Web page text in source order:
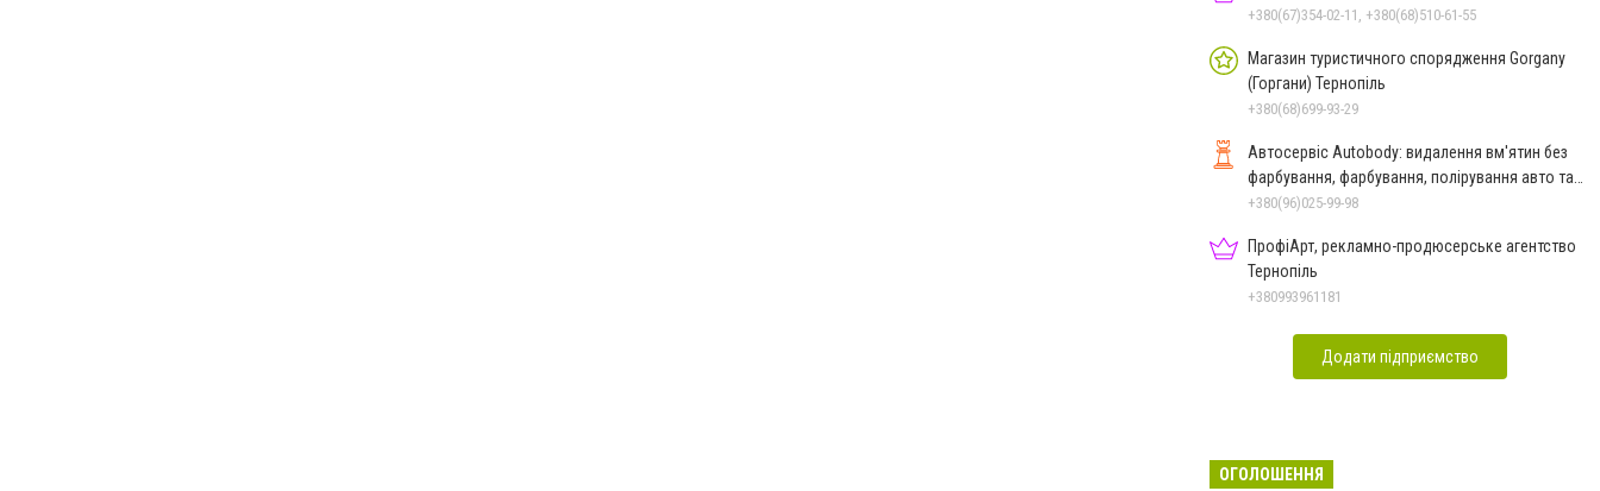
+380(67)354-02-11, +380(68)510-61-55
Магазин туристичного спорядження Gorgany
(Горгани) Тернопіль
+380(68)699-93-29
Автосервіс Autobody: видалення вм'ятин без
фарбування, фарбування, полірування авто та
фар Тернопіль
+380(96)025-99-98
ПрофіАрт, рекламно-продюсерське агентство
Тернопіль
+380993961181
Додати підприємство
ОГОЛОШЕННЯ